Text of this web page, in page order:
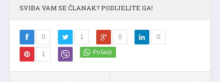
SVIĐA VAM SE ČLANAK? PODIJELITE GA!
0 1 0 0
1